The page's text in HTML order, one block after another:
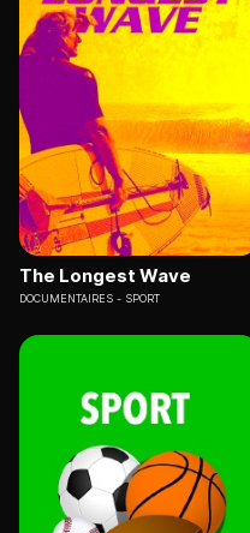
The Longest Wave
DOCUMENTAIRES SPORT